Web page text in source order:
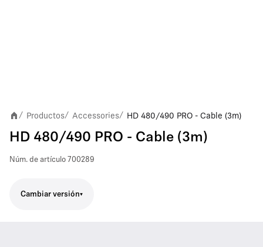
/ Productos/ Accessories/ HD 480/490 PRO - Cable (3m)
HD 480/490 PRO - Cable (3m)
Núm. de artículo 700289
Cambiar versión